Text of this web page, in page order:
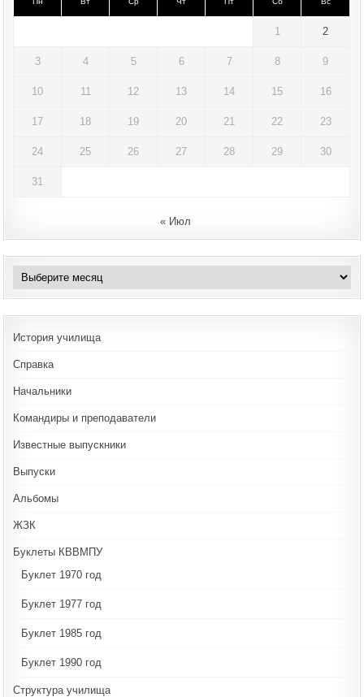
1 2
3 4 5 6 7 8 9
10 11 12 13 14 15 16
17 18 19 20 21 22 23
24 25 26 27 28 29 30
31
« Июл
Архивы
История училища
Справка
Начальники
Командиры и преподаватели
Известные выпускники
Выпуски
Альбомы
ЖЗК
Буклеты КВВМПУ
Буклет 1970 год
Буклет 1977 год
Буклет 1985 год
Буклет 1990 год
Структура училища